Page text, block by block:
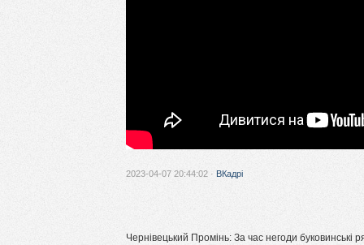
2023-04-07 20:44:02 · ВКадрі
Чернівецький Промінь: За час негоди буковинські